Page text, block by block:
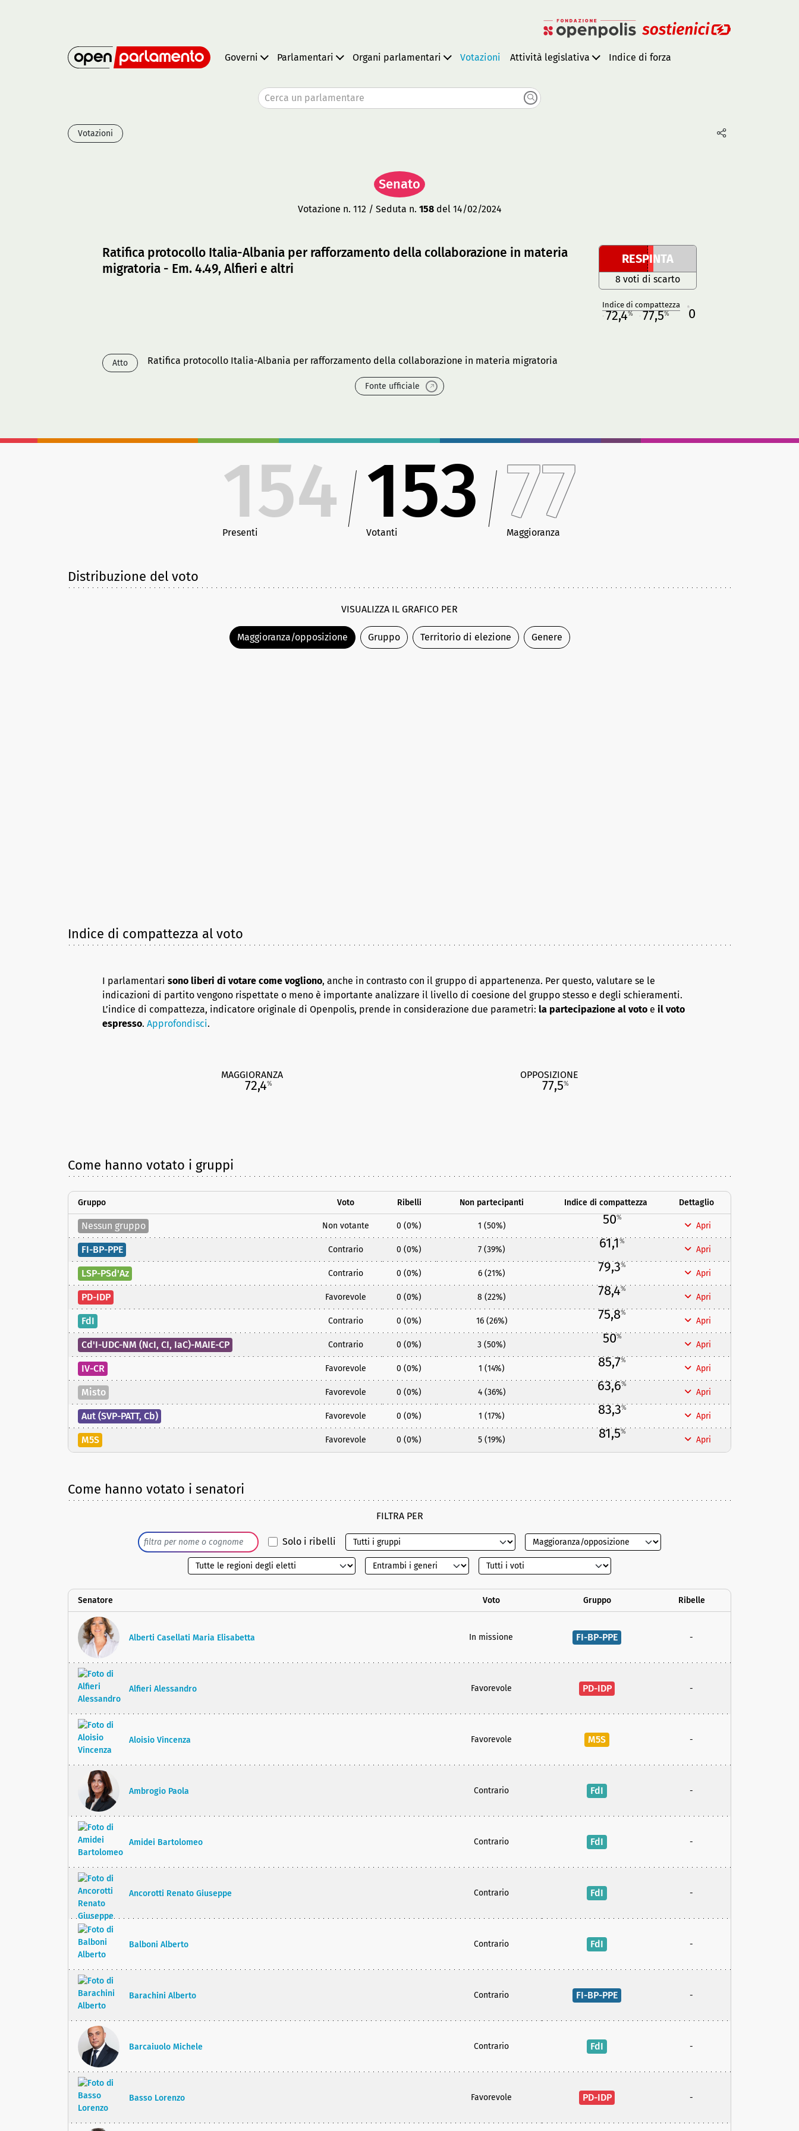
Governi Parlamentari Organi parlamentari Votazioni Attività legislativa Indice di forza
Cerca un parlamentare
Votazioni
Senato
Votazione n. 112 / Seduta n. 158del 14/02/2024
Ratifica protocollo Italia-Albania per rafforzamento della collaborazione in materia
migratoria - Em. 4.49, Alfieri e altri
RESPINTA
8 voti di scarto
Indice di compattezza
72,4% 77,5% 0
Atto Ratifica protocollo Italia-Albania per rafforzamento della collaborazione in materia migratoria
Fonte ufficiale
154
Presenti 153
Votanti 77
Maggioranza
Distribuzione del voto
VISUALIZZA IL GRAFICO PER
Maggioranza/opposizione Gruppo Territorio di elezione Genere
Indice di compattezza al voto
I parlamentari sono liberi di votare come vogliono, anche in contrasto con il gruppo di appartenenza. Per questo, valutare se le
indicazioni di partito vengono rispettate o meno è importante analizzare il livello di coesione del gruppo stesso e degli schieramenti.
L’indice di compattezza, indicatore originale di Openpolis, prende in considerazione due parametri: la partecipazione al voto e il voto
espresso. Approfondisci.
MAGGIORANZA
72,4%
OPPOSIZIONE
77,5%
Come hanno votato i gruppi
Gruppo Voto Ribelli Non partecipanti Indice di compattezza Dettaglio
Nessun gruppo Non votante 0 (0%) 1 (50%) 50%
Apri
FI-BP-PPE Contrario 0 (0%) 7 (39%) 61,1%
Apri
LSP-PSd'Az Contrario 0 (0%) 6 (21%) 79,3%
Apri
PD-IDP Favorevole 0 (0%) 8 (22%) 78,4%
Apri
FdI Contrario 0 (0%) 16 (26%) 75,8%
Apri
Cd'I-UDC-NM (NcI, CI, IaC)-MAIE-CP Contrario 0 (0%) 3 (50%) 50%
Apri
IV-CR Favorevole 0 (0%) 1 (14%) 85,7%
Apri
Misto Favorevole 0 (0%) 4 (36%) 63,6%
Apri
Aut (SVP-PATT, Cb) Favorevole 0 (0%) 1 (17%) 83,3%
Apri
M5S Favorevole 0 (0%) 5 (19%) 81,5%
Apri
Come hanno votato i senatori
FILTRA PER
Solo i ribelli
Senatore Voto Gruppo Ribelle
Alberti Casellati Maria Elisabetta In missione FI-BP-PPE -
Alfieri Alessandro Favorevole PD-IDP -
Aloisio Vincenza Favorevole M5S -
Ambrogio Paola Contrario FdI -
Amidei Bartolomeo Contrario FdI -
Ancorotti Renato Giuseppe Contrario FdI -
Balboni Alberto Contrario FdI -
Barachini Alberto Contrario FI-BP-PPE -
Barcaiuolo Michele Contrario FdI -
Basso Lorenzo Favorevole PD-IDP -